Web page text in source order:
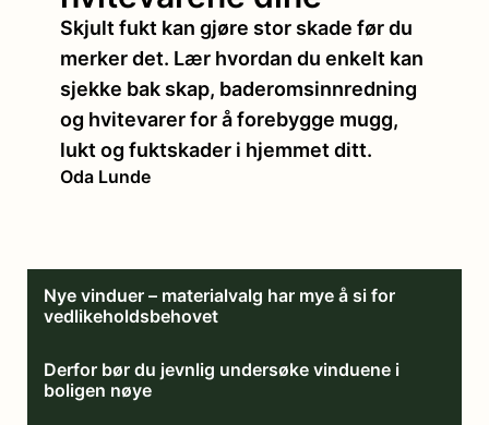
Skjult fukt kan gjøre stor skade før du
merker det. Lær hvordan du enkelt kan
sjekke bak skap, baderomsinnredning
og hvitevarer for å forebygge mugg,
lukt og fuktskader i hjemmet ditt.
Oda Lunde
Nye vinduer – materialvalg har mye å si for
vedlikeholdsbehovet
Derfor bør du jevnlig undersøke vinduene i
boligen nøye